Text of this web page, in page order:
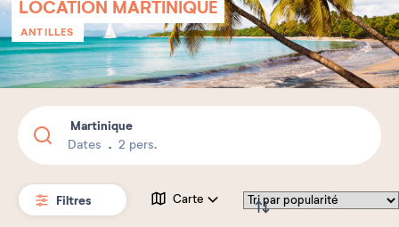
LOCATION MARTINIQUE
ANTILLES
Martinique
Dates 2 pers.
Filtres Carte